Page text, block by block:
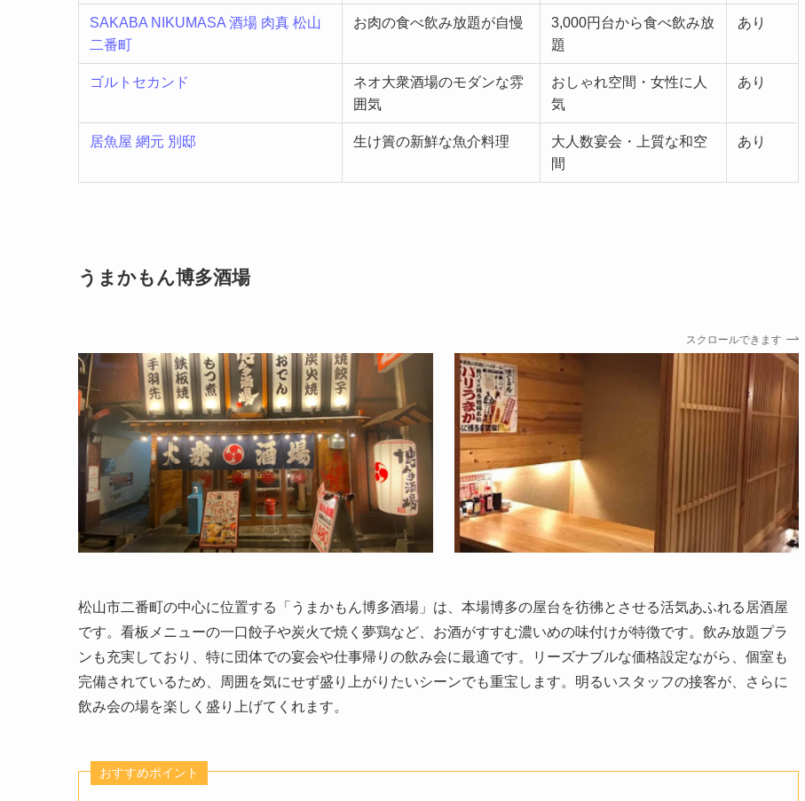
SAKABA NIKUMASA 酒場 肉真 松山
二番町
お肉の食べ飲み放題が自慢
3,000円台から食べ飲み放
題
あり
ゴルトセカンド
ネオ大衆酒場のモダンな雰
囲気
おしゃれ空間・女性に人
気
あり
居魚屋 網元 別邸 生け簀の新鮮な魚介料理
大人数宴会・上質な和空
間
あり
うまかもん博多酒場
スクロールできます
松山市二番町の中心に位置する「うまかもん博多酒場」は、本場博多の屋台を彷彿とさせる活気あふれる居酒屋
です。看板メニューの一口餃子や炭火で焼く夢鶏など、お酒がすすむ濃いめの味付けが特徴です。飲み放題プラ
ンも充実しており、特に団体での宴会や仕事帰りの飲み会に最適です。リーズナブルな価格設定ながら、個室も
完備されているため、周囲を気にせず盛り上がりたいシーンでも重宝します。明るいスタッフの接客が、さらに
飲み会の場を楽しく盛り上げてくれます。
おすすめポイント